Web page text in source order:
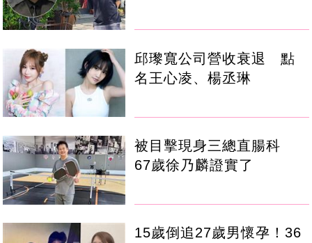
邱瓈寬公司營收衰退 點
名王心凌、楊丞琳
被目擊現身三總直腸科
67歲徐乃麟證實了
15歲倒追27歲男懷孕！36